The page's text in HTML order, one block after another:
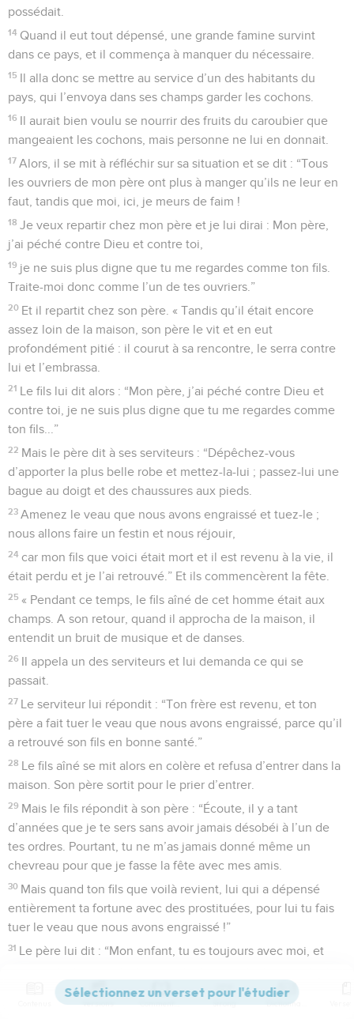
possédait.
14 Quand il eut tout dépensé, une grande famine survint
dans ce pays, et il commença à manquer du nécessaire.
15 Il alla donc se mettre au service d’un des habitants du
pays, qui l’envoya dans ses champs garder les cochons.
16 Il aurait bien voulu se nourrir des fruits du caroubier que
mangeaient les cochons, mais personne ne lui en donnait.
17 Alors, il se mit à réfléchir sur sa situation et se dit : “Tous
les ouvriers de mon père ont plus à manger qu’ils ne leur en
faut, tandis que moi, ici, je meurs de faim !
18 Je veux repartir chez mon père et je lui dirai : Mon père,
j’ai péché contre Dieu et contre toi,
19 je ne suis plus digne que tu me regardes comme ton fils.
Traite-moi donc comme l’un de tes ouvriers.”
20 Et il repartit chez son père. « Tandis qu’il était encore
assez loin de la maison, son père le vit et en eut
profondément pitié : il courut à sa rencontre, le serra contre
lui et l’embrassa.
21 Le fils lui dit alors : “Mon père, j’ai péché contre Dieu et
contre toi, je ne suis plus digne que tu me regardes comme
ton fils...”
22 Mais le père dit à ses serviteurs : “Dépêchez-vous
d’apporter la plus belle robe et mettez-la-lui ; passez-lui une
bague au doigt et des chaussures aux pieds.
23 Amenez le veau que nous avons engraissé et tuez-le ;
nous allons faire un festin et nous réjouir,
24 car mon fils que voici était mort et il est revenu à la vie, il
était perdu et je l’ai retrouvé.” Et ils commencèrent la fête.
25 « Pendant ce temps, le fils aîné de cet homme était aux
champs. A son retour, quand il approcha de la maison, il
entendit un bruit de musique et de danses.
26 Il appela un des serviteurs et lui demanda ce qui se
passait.
27 Le serviteur lui répondit : “Ton frère est revenu, et ton
père a fait tuer le veau que nous avons engraissé, parce qu’il
a retrouvé son fils en bonne santé.”
28 Le fils aîné se mit alors en colère et refusa d’entrer dans la
maison. Son père sortit pour le prier d’entrer.
29 Mais le fils répondit à son père : “Écoute, il y a tant
d’années que je te sers sans avoir jamais désobéi à l’un de
tes ordres. Pourtant, tu ne m’as jamais donné même un
chevreau pour que je fasse la fête avec mes amis.
30 Mais quand ton fils que voilà revient, lui qui a dépensé
entièrement ta fortune avec des prostituées, pour lui tu fais
tuer le veau que nous avons engraissé !”
31 Le père lui dit : “Mon enfant, tu es toujours avec moi, et
Mais nous devions faire une fête et nous réjouir, car ton
Versions Commentaires Strong